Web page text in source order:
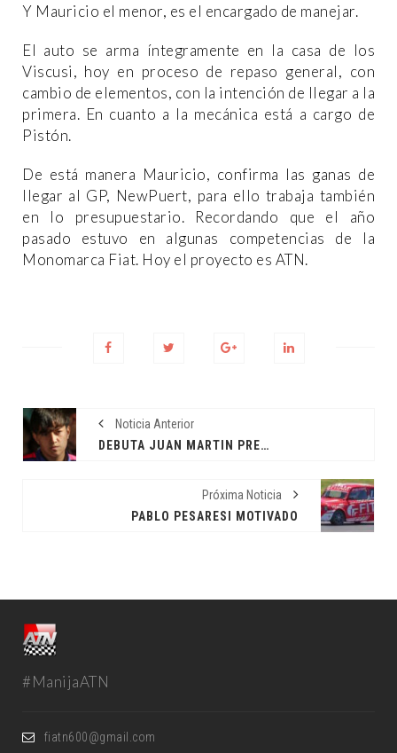
Y Mauricio el menor, es el encargado de manejar.
El auto se arma íntegramente en la casa de los
Viscusi, hoy en proceso de repaso general, con
cambio de elementos, con la intención de llegar a la
primera. En cuanto a la mecánica está a cargo de
Pistón.
De está manera Mauricio, confirma las ganas de
llegar al GP, NewPuert, para ello trabaja también
en lo presupuestario. Recordando que el año
pasado estuvo en algunas competencias de la
Monomarca Fiat. Hoy el proyecto es ATN.
Noticia Anterior
DEBUTA JUAN MARTIN PRETTI
Próxima Noticia
PABLO PESARESI MOTIVADO
#ManijaATN
fiatn600@gmail.com